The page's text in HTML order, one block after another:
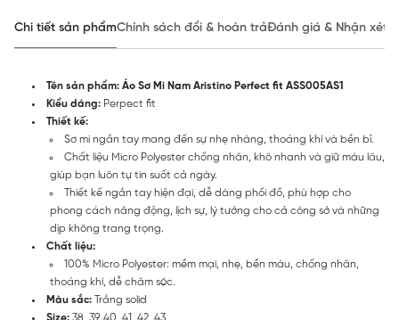
Chi tiết sản phẩmChính sách đổi & hoàn trảĐánh giá & Nhận xét
Tên sản phẩm: Áo Sơ Mi Nam Aristino Perfect fit ASS005AS1
Kiểu dáng: Perpect fit
Thiết kế:
Sơ mi ngắn tay mang đến sự nhẹ nhàng, thoáng khí và bền bỉ.
Chất liệu Micro Polyester chống nhăn, khô nhanh và giữ màu lâu,
giúp bạn luôn tự tin suốt cả ngày.
Thiết kế ngắn tay hiện đại, dễ dàng phối đồ, phù hợp cho
phong cách năng động, lịch sự, lý tưởng cho cả công sở và những
dịp không trang trọng.
Chất liệu:
100% Micro Polyester: mềm mại, nhẹ, bền màu, chống nhăn,
thoáng khí, dễ chăm sóc.
Màu sắc: Trắng solid